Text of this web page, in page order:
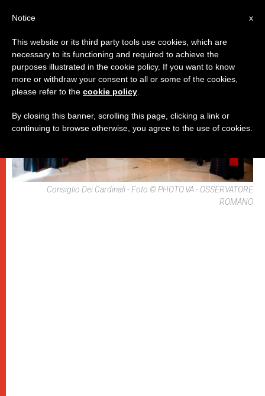
DICASTERI
Consiglio Dei Cardinali - Foto © PHOTO.VA - OSSERVATORE
ROMANO
x
Notice
This website or its third party tools use cookies, which are
necessary to its functioning and required to achieve the
purposes illustrated in the cookie policy. If you want to know
more or withdraw your consent to all or some of the cookies,
please refer to the cookie policy
By closing this banner, scrolling this page, clicking a link or
continuing to browse otherwise, you agree to the use of cookies.